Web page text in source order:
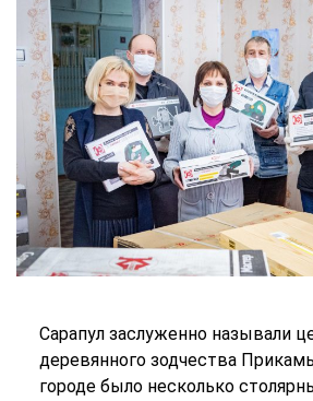
Сарапул заслуженно называли
деревянного зодчества
городе было несколько